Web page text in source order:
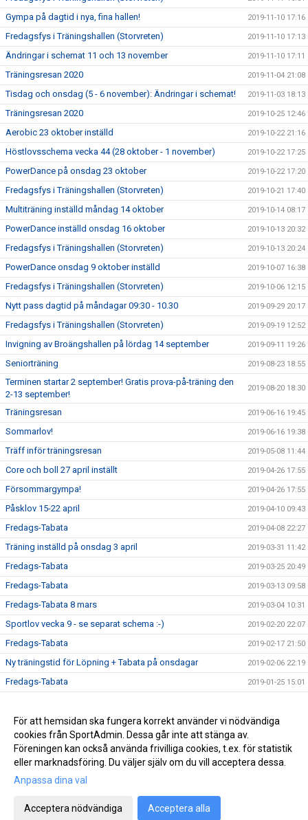
Gympa på dagtid i nya, fina hallen! 2019-11-10 17:16
Fredagsfys i Träningshallen (Storvreten) 2019-11-10 17:13
Ändringar i schemat 11 och 13 november 2019-11-10 17:11
Träningsresan 2020 2019-11-04 21:08
Tisdag och onsdag (5 - 6 november): Ändringar i schemat! 2019-11-03 18:13
Träningsresan 2020 2019-10-25 12:46
Aerobic 23 oktober inställd 2019-10-22 21:16
Höstlovsschema vecka 44 (28 oktober - 1 november) 2019-10-22 17:25
PowerDance på onsdag 23 oktober 2019-10-22 17:20
Fredagsfys i Träningshallen (Storvreten) 2019-10-21 17:40
Multiträning inställd måndag 14 oktober 2019-10-14 08:17
PowerDance inställd onsdag 16 oktober 2019-10-13 20:32
Fredagsfys i Träningshallen (Storvreten) 2019-10-13 20:24
PowerDance onsdag 9 oktober inställd 2019-10-07 16:38
Fredagsfys i Träningshallen (Storvreten) 2019-10-06 12:15
Nytt pass dagtid på måndagar 09:30 - 10.30 2019-09-29 20:17
Fredagsfys i Träningshallen (Storvreten) 2019-09-19 12:52
Invigning av Broängshallen på lördag 14 september 2019-09-11 19:26
Seniorträning 2019-08-23 18:55
Terminen startar 2 september! Gratis prova-på-träning den
2-13 september!
2019-08-20 18:30
Träningsresan 2019-06-16 19:45
Sommarlov! 2019-06-16 19:38
Träff inför träningsresan 2019-05-08 11:44
Core och boll 27 april inställt 2019-04-26 17:55
Försommargympa! 2019-04-26 17:55
Påsklov 15-22 april 2019-04-10 09:43
Fredags-Tabata 2019-04-08 22:27
Träning inställd på onsdag 3 april 2019-03-31 11:42
Fredags-Tabata 2019-03-25 20:49
Fredags-Tabata 2019-03-13 09:58
Fredags-Tabata 8 mars 2019-03-04 10:31
Sportlov vecka 9 - se separat schema :-) 2019-02-20 22:07
Fredags-Tabata 2019-02-17 21:50
Ny träningstid för Löpning + Tabata på onsdagar 2019-02-06 22:19
Fredags-Tabata 2019-01-25 15:01
Ny rutin för köp av termins- / träningskort 2018-12-22 16:09
Vårterminen börjar 14 januari 2018-12-22 16:06
Gå till Webbversion
För att hemsidan ska fungera korrekt använder vi nödvändiga
cookies från SportAdmin. Dessa går inte att stänga av.
Föreningen kan också använda frivilliga cookies, t.ex. för statistik
eller marknadsföring. Du väljer själv om du vill acceptera dessa.
Anpassa dina val
Acceptera nödvändiga Acceptera alla